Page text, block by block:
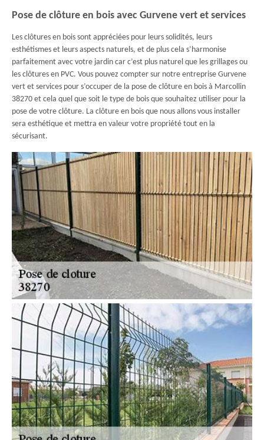
Pose de clôture en bois avec Gurvene vert et services
Les clôtures en bois sont appréciées pour leurs solidités, leurs
esthétismes et leurs aspects naturels, et de plus cela s’harmonise
parfaitement avec votre jardin car c’est plus naturel que les grillages ou
les clôtures en PVC. Vous pouvez compter sur notre entreprise Gurvene
vert et services pour s’occuper de la pose de clôture en bois à Marcollin
38270 et cela quel que soit le type de bois que souhaitez utiliser pour la
pose de votre clôture. La clôture en bois que nous allons vous installer
sera esthétique et mettra en valeur votre propriété tout en la
sécurisant.